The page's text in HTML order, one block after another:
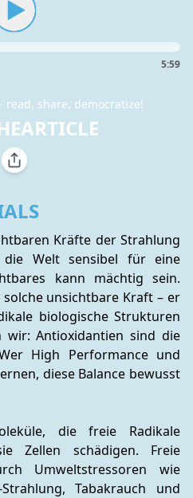
5:59
read, share, democratize!
Kräfte der Strahlung
Welt sensibel für eine
kann mächtig sein.
unsichtbare Kraft – er
biologische Strukturen
wir: Antioxidantien sind die
High Performance und
diese Balance bewusst
die freie Radikale
Zellen schädigen. Freie
Umweltstressoren wie
Tabakrauch und